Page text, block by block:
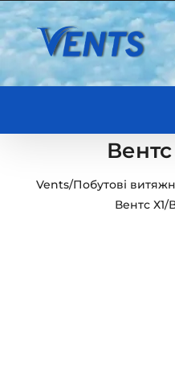
Skip
to
content
Вентс
Vents/Побутові
Вентс Х1/